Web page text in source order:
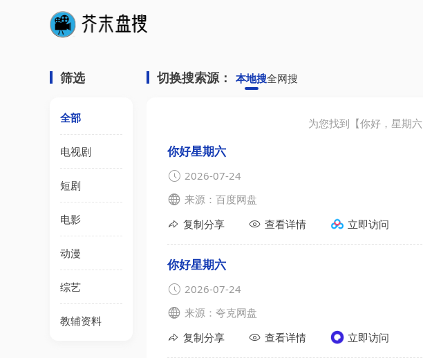
筛选
全部
电视剧
短剧
电影
动漫
综艺
教辅资料
切换搜索源： 本地搜全网搜
为您找到【你好，星期六
你好星期六
2026-07-24
来源：百度网盘
复制分享
查看详情 立即访问
你好星期六
2026-07-24
来源：夸克网盘
复制分享
查看详情 立即访问